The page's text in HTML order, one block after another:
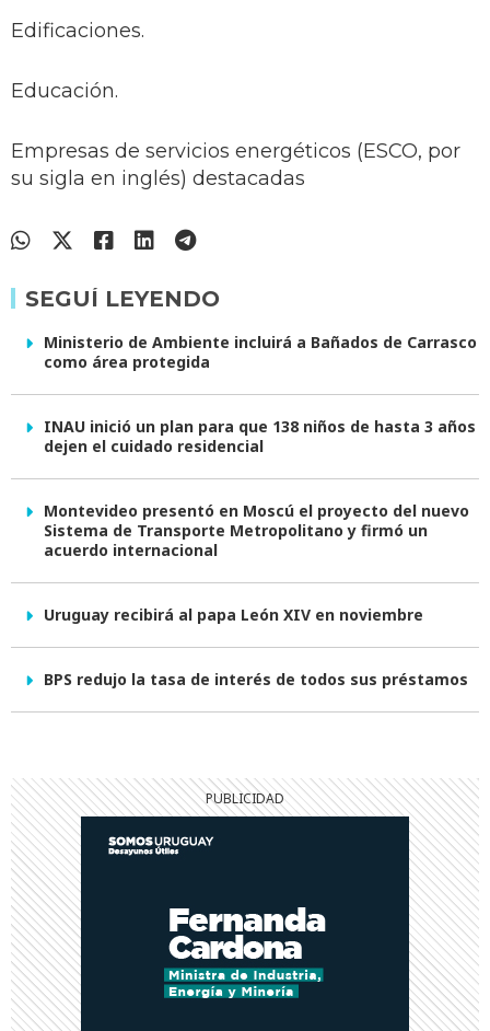
Edificaciones.
Educación.
Empresas de servicios energéticos (ESCO, por
su sigla en inglés) destacadas
SEGUÍ LEYENDO
Ministerio de Ambiente incluirá a Bañados de Carrasco
como área protegida
INAU inició un plan para que 138 niños de hasta 3 años
dejen el cuidado residencial
Montevideo presentó en Moscú el proyecto del nuevo
Sistema de Transporte Metropolitano y firmó un
acuerdo internacional
Uruguay recibirá al papa León XIV en noviembre
BPS redujo la tasa de interés de todos sus préstamos